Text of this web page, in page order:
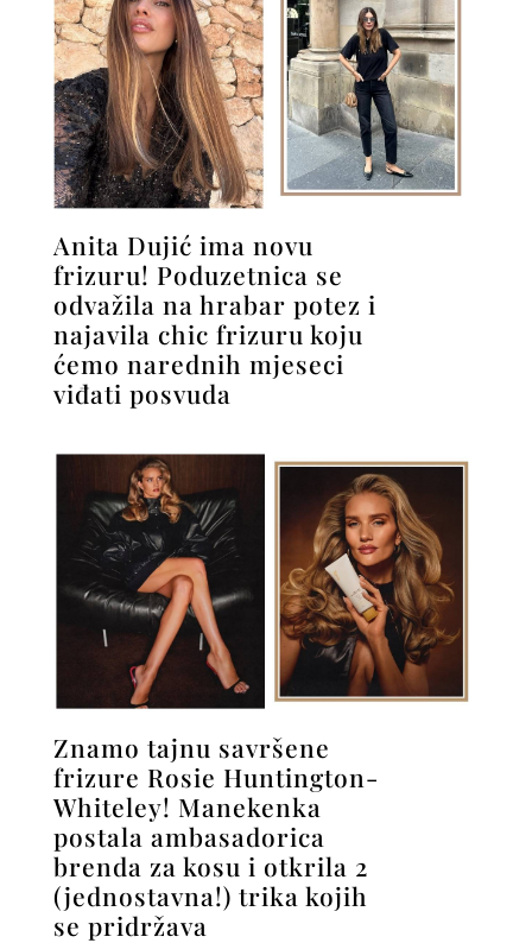
Anita Dujić ima novu
frizuru! Poduzetnica se
odvažila na hrabar potez i
najavila chic frizuru koju
ćemo narednih mjeseci
viđati posvuda
Znamo tajnu savršene
frizure Rosie Huntington-
Whiteley! Manekenka
postala ambasadorica
brenda za kosu i otkrila 2
(jednostavna!) trika kojih
se pridržava